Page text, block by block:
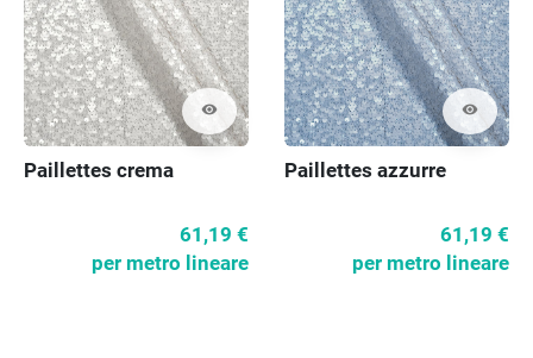
visibility
Paillettes crema
61,19 €
per metro lineare
visibility
Paillettes azzurre
61,19 €
per metro lineare